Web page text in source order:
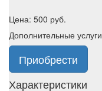
Цена: 500 руб.
Дополнительные услуги
Приобрести
Характеристики